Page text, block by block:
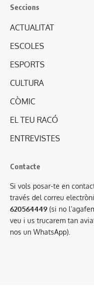
Seccions
ACTUALITAT
ESCOLES
ESPORTS
CULTURA
CÒMIC
EL TEU RACÓ
ENTREVISTES
Contacte
Si vols posar-te en
través del correu
620564449 (si no
veu i us trucarem tan
nos un WhatsApp).